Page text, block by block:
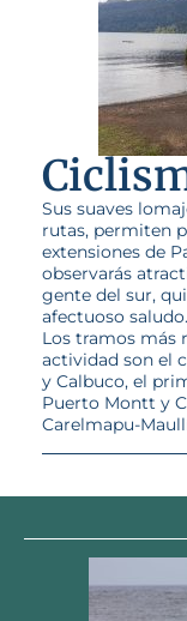
Sus suaves
rutas, permiten
extensiones de
observarás
gente del sur,
afectuoso saludo.
Los tramos más
actividad son el
y Calbuco, el
Puerto Montt y
Carelmapu-